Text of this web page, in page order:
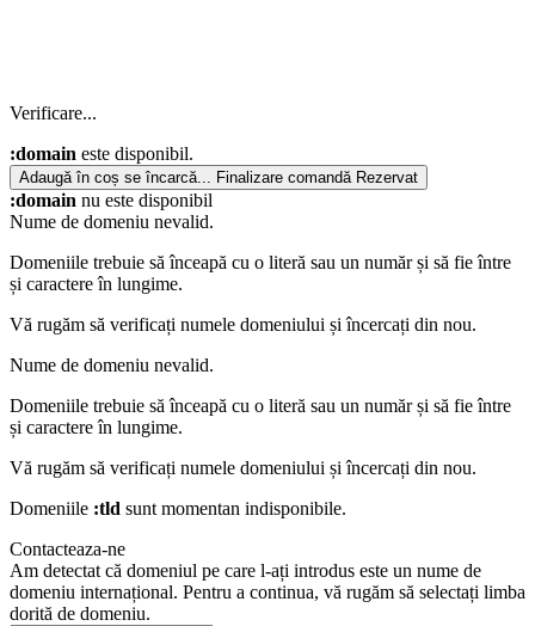
Verificare...
:domain este disponibil.
Adaugă în coș se încarcă... Finalizare comandă Rezervat
:domain nu este disponibil
Nume de domeniu nevalid.
Domeniile trebuie să înceapă cu o literă sau un numărși să fie între
și caractere în lungime.
Vă rugăm să verificați numele domeniului și încercați din nou.
Nume de domeniu nevalid.
Domeniile trebuie să înceapă cu o literă sau un numărși să fie între
și caractere în lungime.
Vă rugăm să verificați numele domeniului și încercați din nou.
Domeniile :tld sunt momentan indisponibile.
Contacteaza-ne
Am detectat că domeniul pe care l-ați introdus este un nume de
domeniu internațional. Pentru a continua, vă rugăm să selectați limba
dorită de domeniu.